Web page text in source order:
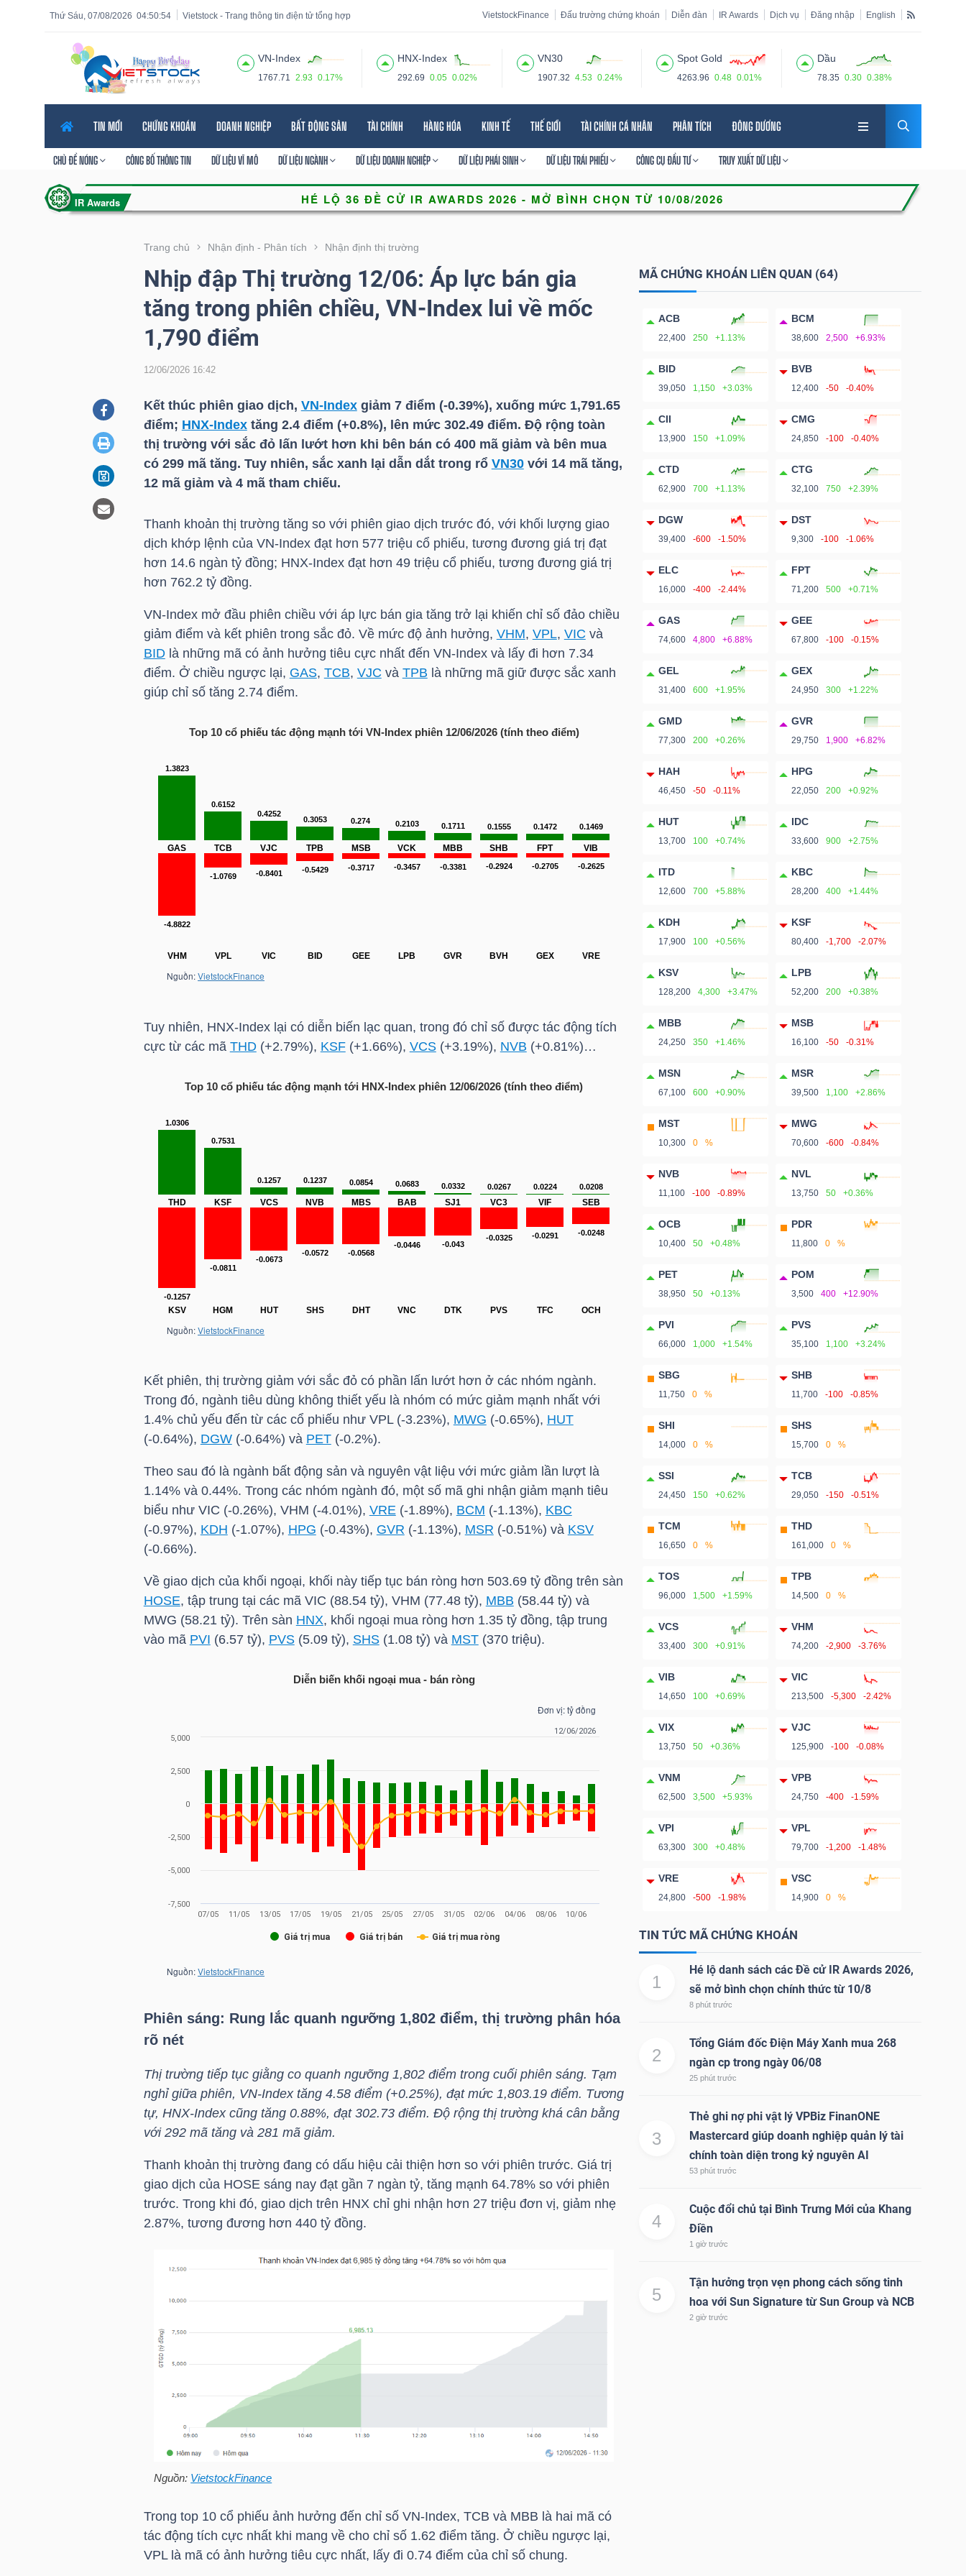
04:50:55
Thứ Sáu, 07/08/2026 Vietstock - Trang thông tin điện tử tổng hợp VietstockFinance Đấu trường chứng khoán Diễn đàn IR Awards Dịch vụ Đăng nhập English
VN-Index
1767.71 2.93 0.17%
HNX-Index
292.69 0.05 0.02%
VN30
1907.32 4.53 0.24%
Spot Gold
4263.96 0.48 0.01%
Dầu
78.35 0.30 0.38%
TIN MỚI CHỨNG KHOÁN DOANH NGHIỆP BẤT ĐỘNG SẢN TÀI CHÍNH HÀNG HÓA KINH TẾ THẾ GIỚI TÀI CHÍNH CÁ NHÂN PHÂN TÍCH ĐÔNG DƯƠNG
CHỦ ĐỀ NÓNG CÔNG BỐ THÔNG TIN DỮ LIỆU VĨ MÔ DỮ LIỆU NGÀNH DỮ LIỆU DOANH NGHIỆP DỮ LIỆU PHÁI SINH DỮ LIỆU TRÁI PHIẾU CÔNG CỤ ĐẦU TƯ TRUY XUẤT DỮ LIỆU
Trang chủ Nhận định - Phân tích Nhận định thị trường
Nhịp đập Thị trường 12/06: Áp lực bán gia
tăng trong phiên chiều, VN-Index lui về mốc
1,790 điểm
12/06/2026 16:42
Kết thúc phiên giao dịch, VN-Indexgiảm 7 điểm (-0.39%), xuống mức 1,791.65
điểm; HNX-Indextăng 2.4 điểm (+0.8%), lên mức 302.49 điểm. Độ rộng toàn
thị trường với sắc đỏ lấn lướt hơn khi bên bán có 400 mã giảm và bên mua
có 299 mã tăng. Tuy nhiên, sắc xanh lại dẫn dắt trong rổ VN30với 14 mã tăng,
12 mã giảm và 4 mã tham chiếu.
Thanh khoản thị trường tăng so với phiên giao dịch trước đó, với khối lượng giao
dịch khớp lệnh của VN-Indexđạt hơn 577 triệu cổ phiếu, tương đương giá trị đạt
hơn 14.6 ngàn tỷ đồng; HNX-Indexđạt hơn 49 triệu cổ phiếu, tương đương giá trị
hơn 762.2 tỷ đồng.
VN-Indexmở đầu phiên chiều với áp lực bán gia tăng trở lại khiến chỉ số đảo chiều
giảm điểm và kết phiên trong sắc đỏ. Về mức độ ảnh hưởng, VHM, VPL, VIC và
BIDlà những mã có ảnh hưởng tiêu cực nhất đến VN-Indexvà lấy đi hơn 7.34
điểm. Ở chiều ngược lại, GAS, TCB, VJC và TPB là những mã giữ được sắc xanh
giúp chỉ số tăng 2.74 điểm.
Top 10 cổ phiếu tác động mạnh tới VN-Indexphiên 12/06/2026 (tính theo điểm)
Tuy nhiên, HNX-Indexlại có diễn biến lạc quan, trong đó chỉ số được tác động tích
cực từ các mã THD(+2.79%), KSF(+1.66%), VCS(+3.19%), NVB (+0.81%)…
Top 10 cổ phiếu tác động mạnh tới HNX-Index phiên 12/06/2026 (tính theo điểm)
Kết phiên, thị trường giảm với sắc đỏ có phần lấn lướt hơn ở các nhóm ngành.
Trong đó, ngành tiêu dùng không thiết yếu là nhóm có mức giảm mạnh nhất với
1.4% chủ yếu đến từ các cổ phiếu như VPL(-3.23%), MWG (-0.65%), HUT
(-0.64%), DGW(-0.64%) và PET(-0.2%).
Theo sau đó là ngành bất động sản và nguyên vật liệu với mức giảm lần lượt là
1.14% và 0.44%. Trong các nhóm ngành đó, một số mã ghi nhận giảm mạnh tiêu
biểu như VIC (-0.26%), VHM (-4.01%), VRE (-1.89%), BCM (-1.13%), KBC
(-0.97%), KDH (-1.07%), HPG (-0.43%), GVR (-1.13%), MSR (-0.51%) và KSV
(-0.66%).
Về giao dịch của khối ngoại, khối này tiếp tục bán ròng hơn 503.69 tỷ đồng trên sàn
HOSE, tập trung tại các mã VIC (88.54 tỷ), VHM (77.48 tỷ), MBB (58.44 tỷ) và
MWG (58.21 tỷ). Trên sàn HNX, khối ngoại mua ròng hơn 1.35 tỷ đồng, tập trung
vào mã PVI (6.57 tỷ), PVS(5.09 tỷ), SHS(1.08 tỷ) và MST(370 triệu).
Diễn biến khối ngoại mua - bán ròng
Phiên sáng: Rung lắc quanh ngưỡng 1,802 điểm, thị trường phân hóa
rõ nét
Thị trường tiếp tục giằng co quanh ngưỡng 1,802 điểm trong cuối phiên sáng. Tạm
nghỉ giữa phiên, VN-Indextăng 4.58 điểm (+0.25%), đạt mức 1,803.19 điểm. Tương
tự, HNX-Indexcũng tăng 0.88%, đạt 302.73 điểm. Độ rộng thị trường khá cân bằng
với 292 mã tăng và 281 mã giảm.
Thanh khoản thị trường đang có dấu hiệu cải thiện hơn so với phiên trước. Giá trị
giao dịch của HOSEsáng nay đạt gần 7 ngàn tỷ, tăng mạnh 64.78% so với phiên
trước. Trong khi đó, giao dịch trên HNXchỉ ghi nhận hơn 27 triệu đơn vị, giảm nhẹ
2.87%, tương đương hơn 440 tỷ đồng.
Nguồn: VietstockFinance
Trong top 10 cổ phiếu ảnh hưởng đến chỉ số VN-Index, TCB và MBB là hai mã có
tác động tích cực nhất khi mang về cho chỉ số 1.62 điểm tăng. Ở chiều ngược lại,
VPLlà mã có ảnh hưởng tiêu cực nhất, lấy đi 0.74 điểm của chỉ số chung.
MÃ CHỨNG KHOÁN LIÊN QUAN (64)
ACB
22,400 250 +1.13%
BCM
38,600 2,500 +6.93%
BID
39,050 1,150 +3.03%
BVB
12,400 -50 -0.40%
CII
13,900 150 +1.09%
CMG
24,850 -100 -0.40%
CTD
62,900 700 +1.13%
CTG
32,100 750 +2.39%
DGW
39,400 -600 -1.50%
DST
9,300 -100 -1.06%
ELC
16,000 -400 -2.44%
FPT
71,200 500 +0.71%
GAS
74,600 4,800 +6.88%
GEE
67,800 -100 -0.15%
GEL
31,400 600 +1.95%
GEX
24,950 300 +1.22%
GMD
77,300 200 +0.26%
GVR
29,750 1,900 +6.82%
HAH
46,450 -50 -0.11%
HPG
22,050 200 +0.92%
HUT
13,700 100 +0.74%
IDC
33,600 900 +2.75%
ITD
12,600 700 +5.88%
KBC
28,200 400 +1.44%
KDH
17,900 100 +0.56%
KSF
80,400 -1,700 -2.07%
KSV
128,200 4,300 +3.47%
LPB
52,200 200 +0.38%
MBB
24,250 350 +1.46%
MSB
16,100 -50 -0.31%
MSN
67,100 600 +0.90%
MSR
39,500 1,100 +2.86%
MST
10,300 0 %
MWG
70,600 -600 -0.84%
NVB
11,100 -100 -0.89%
NVL
13,750 50 +0.36%
OCB
10,400 50 +0.48%
PDR
11,800 0 %
PET
38,950 50 +0.13%
POM
3,500 400 +12.90%
PVI
66,000 1,000 +1.54%
PVS
35,100 1,100 +3.24%
SBG
11,750 0 %
SHB
11,700 -100 -0.85%
SHI
14,000 0 %
SHS
15,700 0 %
SSI
24,450 150 +0.62%
TCB
29,050 -150 -0.51%
TCM
16,650 0 %
THD
161,000 0 %
TOS
96,000 1,500 +1.59%
TPB
14,500 0 %
VCS
33,400 300 +0.91%
VHM
74,200 -2,900 -3.76%
VIB
14,650 100 +0.69%
VIC
213,500 -5,300 -2.42%
VIX
13,750 50 +0.36%
VJC
125,900 -100 -0.08%
VNM
62,500 3,500 +5.93%
VPB
24,750 -400 -1.59%
VPI
63,300 300 +0.48%
VPL
79,700 -1,200 -1.48%
VRE
24,800 -500 -1.98%
VSC
14,900 0 %
TIN TỨC MÃ CHỨNG KHOÁN
1
Hé lộ danh sách các Đề cử IR Awards 2026,
sẽ mở bình chọn chính thức từ 10/8
8 phút trước
2
Tổng Giám đốc Điện Máy Xanh mua 268
ngàn cp trong ngày 06/08
25 phút trước
3
Thẻ ghi nợ phi vật lý VPBiz FinanONE
Mastercard giúp doanh nghiệp quản lý tài
chính toàn diện trong kỷ nguyên AI
53 phút trước
4
Cuộc đổi chủ tại Bình Trưng Mới của Khang
Điền
1 giờ trước
5
Tận hưởng trọn vẹn phong cách sống tinh
hoa với Sun Signature từ Sun Group và NCB
2 giờ trước
Tính năng
năng
VIETSTOCK